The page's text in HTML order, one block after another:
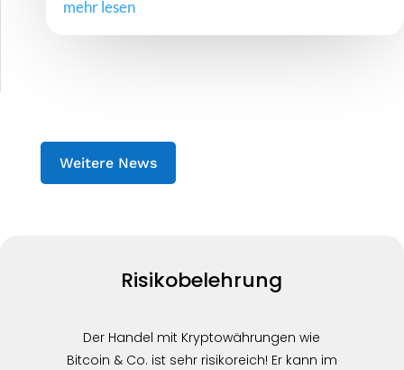
mehr lesen
Weitere News
Risikobelehrung
Der Handel mit Kryptowährungen wie
Bitcoin & Co. ist sehr risikoreich! Er kann im